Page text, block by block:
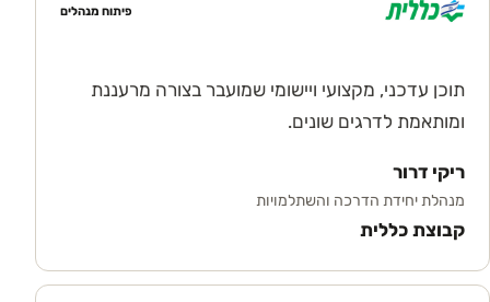
פיתוח מנהלים
תוכן עדכני, מקצועי ויישומי שמועבר בצורה מרעננת
ומותאמת לדרגים שונים.
ריקי דרור
מנהלת יחידת הדרכה והשתלמויות
קבוצת כללית